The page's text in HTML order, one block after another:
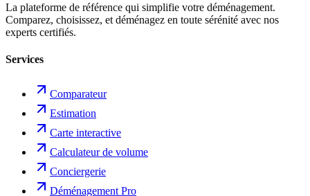
La plateforme de référence qui simplifie votre déménagement.
Comparez, choisissez, et déménagez en toute sérénité avec nos
experts certifiés.
Services
Comparateur
Estimation
Carte interactive
Calculateur de volume
Conciergerie
Déménagement Pro